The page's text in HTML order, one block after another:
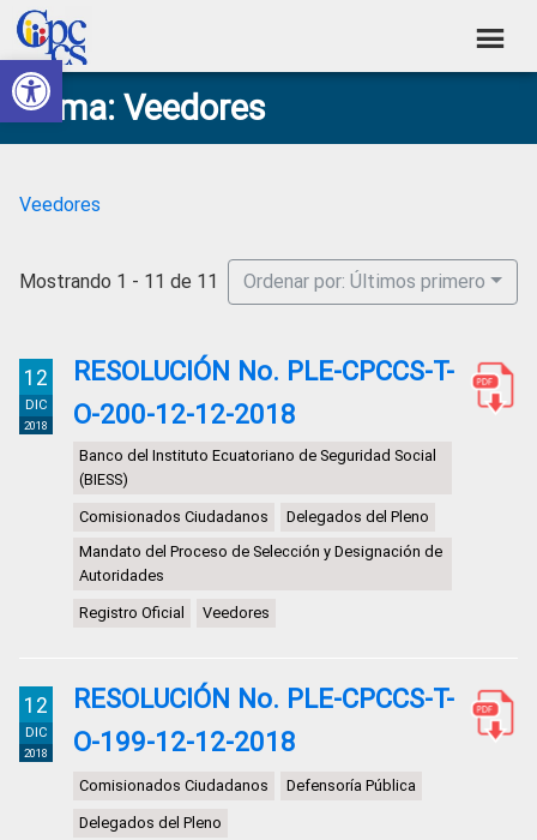
Abrir barra de herramientas
Skip
to
primary
navigation
Skip
to
main
content
Skip
to
primary
sidebar
Skip
to
footer
Consejo
de
Ciudadana
Control
Construyendo
Poder
Ciudadano
Tema: Veedores
Veedores
Mostrando 1 - 11 de 11 Ordenar por: Últimos primero
12
DIC
2018
RESOLUCIÓN No. PLE-CPCCS-T-
O-200-12-12-2018
Banco del Instituto Ecuatoriano de Seguridad Social
(BIESS)
Comisionados Ciudadanos
Delegados del Pleno
Mandato del Proceso de Selección y Designación de
Autoridades
Registro Oficial Veedores
12
DIC
2018
RESOLUCIÓN No. PLE-CPCCS-T-
O-199-12-12-2018
Comisionados Ciudadanos Defensoría Pública
Delegados del Pleno